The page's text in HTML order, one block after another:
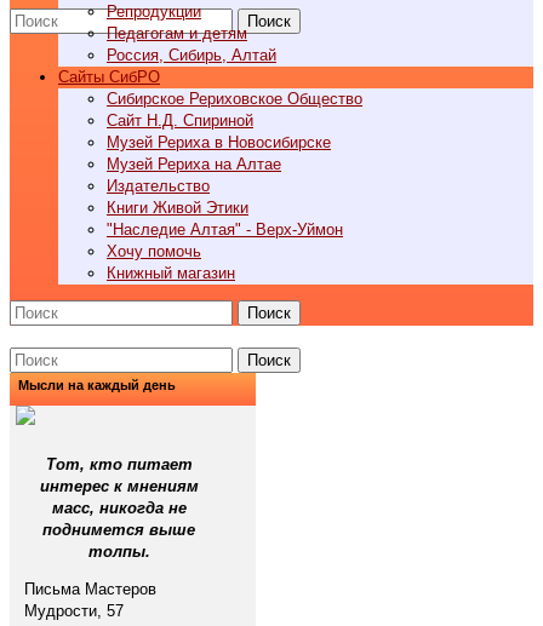
Поиск
Репродукции
Педагогам и детям
Россия, Сибирь, Алтай
Cайты СибРО
Сибирское Рериховское Общество
Сайт Н.Д. Спириной
Музей Рериха в Новосибирске
Музей Рериха на Алтае
Издательство
Книги Живой Этики
"Наследие Алтая" - Верх-Уймон
Хочу помочь
Книжный магазин
Поиск
Поиск
Мысли на каждый день
Тот, кто питает
интерес к мнениям
масс, никогда не
поднимется выше
толпы.
Письма Мастеров
Мудрости, 57